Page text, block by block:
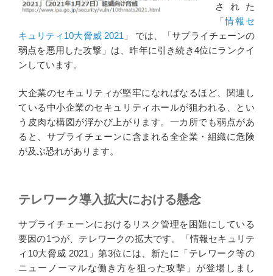
された
「情報セ
キュリティ10大脅威 2021 」 では、「サプライチェーンの
弱点を悪用した攻撃」は、昨年に引き続き4位にランクイ
ンしています。
大企業のセキュリティが堅牢になればなるほど、関連し
ている中小企業のセキュリティホールが狙われる、とい
う皮肉な構図が浮かび上がります。一カ所でも弱点があ
ると、サプライチェーンに含まれる全企業・組織に危険
が及ぶ恐れがあります。
テレワーク導入拡大における懸念
サプライチェーンにおけるリスク管理を困難にしている
要因の1つが、テレワークの拡大です。「情報セキュリテ
ィ10大脅威 2021」第3位には、新たに「テレワーク等の
ニューノーマルな働き方を狙った攻撃」が登場しまし